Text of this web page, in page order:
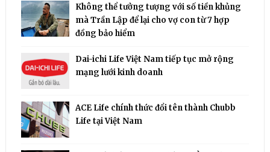
Không thể tưởng tượng với số tiền khủng
mà Trần Lập để lại cho vợ con từ 7 hợp
đồng bảo hiểm
Dai-ichi Life Việt Nam tiếp tục mở rộng
mạng lưới kinh doanh
ACE Life chính thức đổi tên thành Chubb
Life tại Việt Nam